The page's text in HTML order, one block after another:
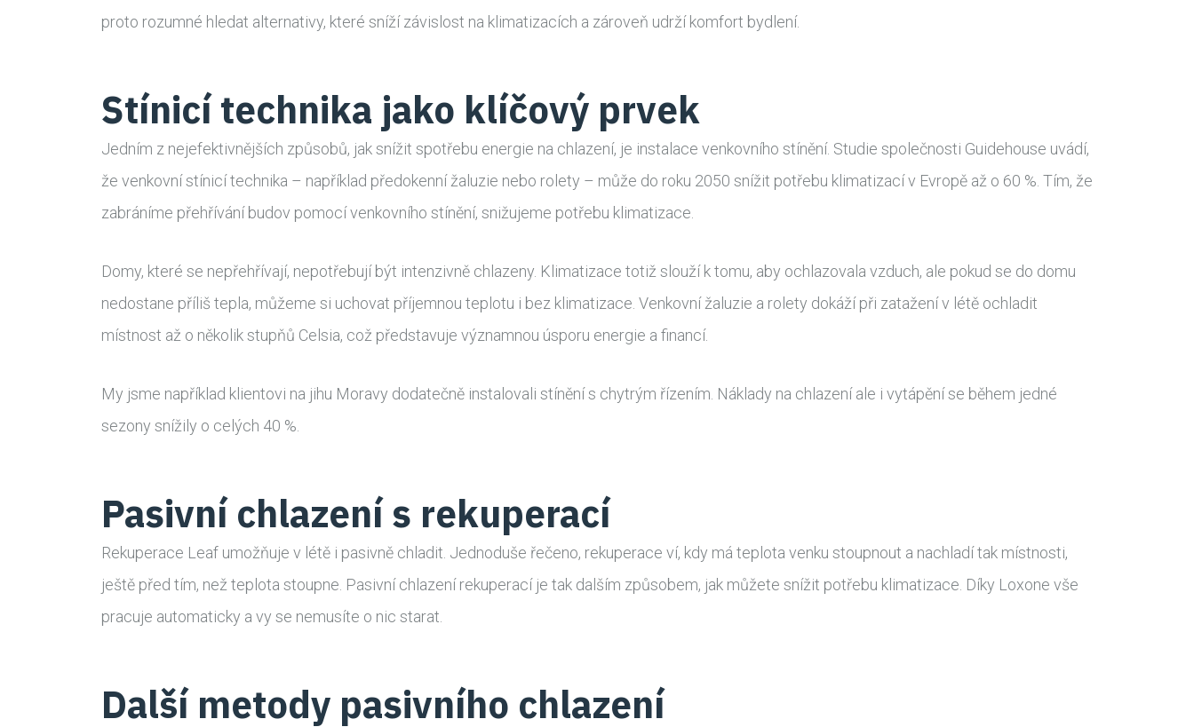
proto rozumné hledat alternativy, které sníží závislost na klimatizacích a zároveň udrží komfort bydlení.
Stínicí technika jako klíčový prvek
Jedním z nejefektivnějších způsobů, jak snížit spotřebu energie na chlazení, je instalace venkovního stínění. Studie společnosti Guidehouse uvádí,
že venkovní stínicí technika – například předokenní žaluzie nebo rolety – může do roku 2050 snížit potřebu klimatizací v Evropě až o 60 %. Tím, že
zabráníme přehřívání budov pomocí venkovního stínění, snižujeme potřebu klimatizace.
Domy, které se nepřehřívají, nepotřebují být intenzivně chlazeny. Klimatizace totiž slouží k tomu, aby ochlazovala vzduch, ale pokud se do domu
nedostane příliš tepla, můžeme si uchovat příjemnou teplotu i bez klimatizace. Venkovní žaluzie a rolety dokáží při zatažení v létě ochladit
místnost až o několik stupňů Celsia, což představuje významnou úsporu energie a financí.
My jsme například klientovi na jihu Moravy dodatečně instalovali stínění s chytrým řízením. Náklady na chlazení ale i vytápění se během jedné
sezony snížily o celých 40 %.
Pasivní chlazení s rekuperací
Rekuperace Leaf umožňuje v létě i pasivně chladit. Jednoduše řečeno, rekuperace ví, kdy má teplota venku stoupnout a nachladí tak místnosti,
ještě před tím, než teplota stoupne. Pasivní chlazení rekuperací je tak dalším způsobem, jak můžete snížit potřebu klimatizace. Díky Loxone vše
pracuje automaticky a vy se nemusíte o nic starat.
Další metody pasivního chlazení